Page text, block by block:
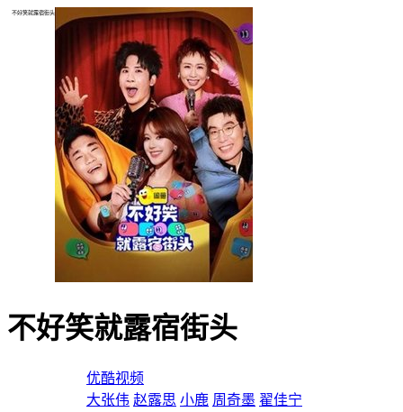
不好笑就露宿街头
不好笑就露宿街头
优酷视频
大张伟 赵露思 小鹿 周奇墨 翟佳宁